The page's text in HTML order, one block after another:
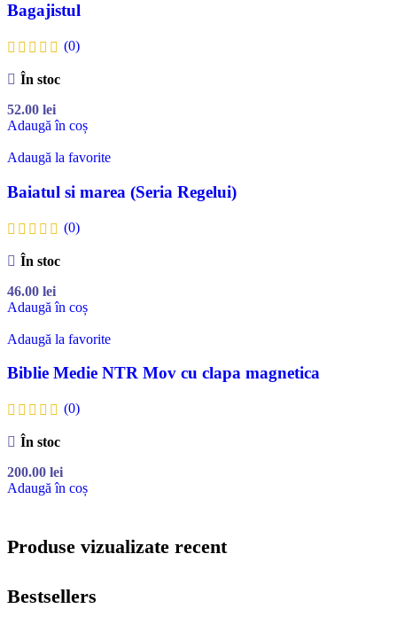
Bagajistul
(0)
În stoc
52.00 lei
Adaugă în coș
Adaugă la favorite
Baiatul si marea (Seria Regelui)
(0)
În stoc
46.00 lei
Adaugă în coș
Adaugă la favorite
Biblie Medie NTR Mov cu clapa magnetica
(0)
În stoc
200.00 lei
Adaugă în coș
Produse vizualizate recent
Bestsellers